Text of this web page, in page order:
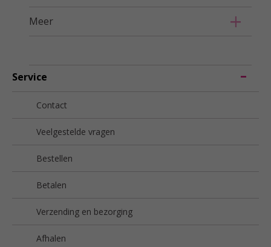
Meer
Service
Contact
Veelgestelde vragen
Bestellen
Betalen
Verzending en bezorging
Afhalen